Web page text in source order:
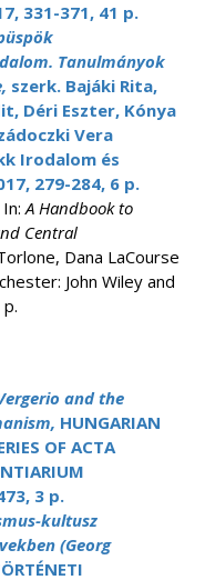
331-371, 41 p.
Tanulmányok
szerk. Bajáki Rita,
Déri Eszter, Kónya
Vera
Irodalom és
279-284, 6 p.
In:A Handbook to
Central
Dana LaCourse
John Wiley and
and the
HUNGARIAN
OF ACTA
3 p.
kultusz
(Georg